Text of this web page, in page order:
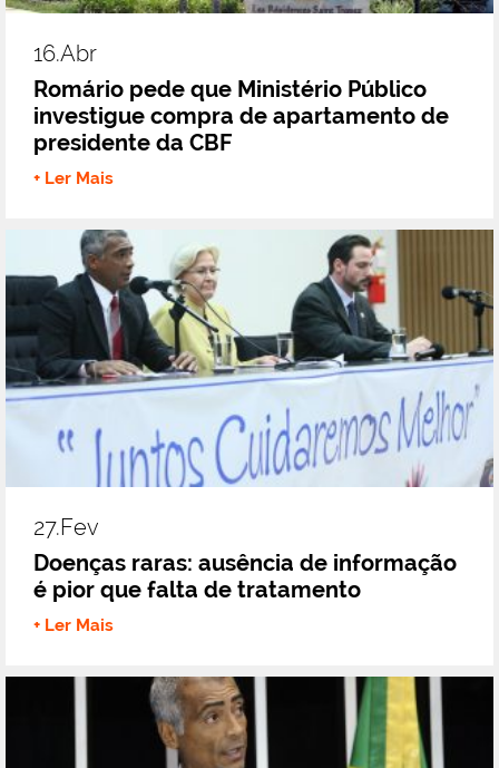
16.abr
Romário pede que Ministério Público
investigue compra de apartamento de
presidente da CBF
+ Ler Mais
27.fev
Doenças raras: ausência de informação
é pior que falta de tratamento
+ Ler Mais